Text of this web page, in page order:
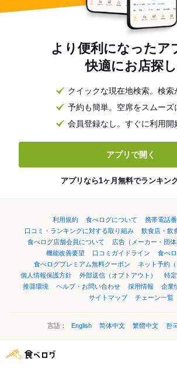
より便利になったア
快適にお店探し
クイックな現在地検索。検索
予約も簡単。空席をスムーズ
会員登録なし。すぐに利用開
アプリで開く
アプリなら1ヶ月無料でランキン
利用規約 食べログについて
携帯電話
口コミ・ランキングに対する取り組み
飲食店・飲
食べログ店舗会員について
広告（メーカー・団
機能改善要望
口コミガイドライン
食べ
食べログプレミアム無料クーポン
ネット予約（
個人情報保護方針
外部送信（オプトアウト）
特
推奨環境
ヘルプ・お問い合わせ 採用情報 企業
サイトマップ
チェーン一覧
言語： English 简体中文 繁體中文 한